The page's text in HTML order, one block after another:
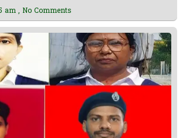
am No Comments